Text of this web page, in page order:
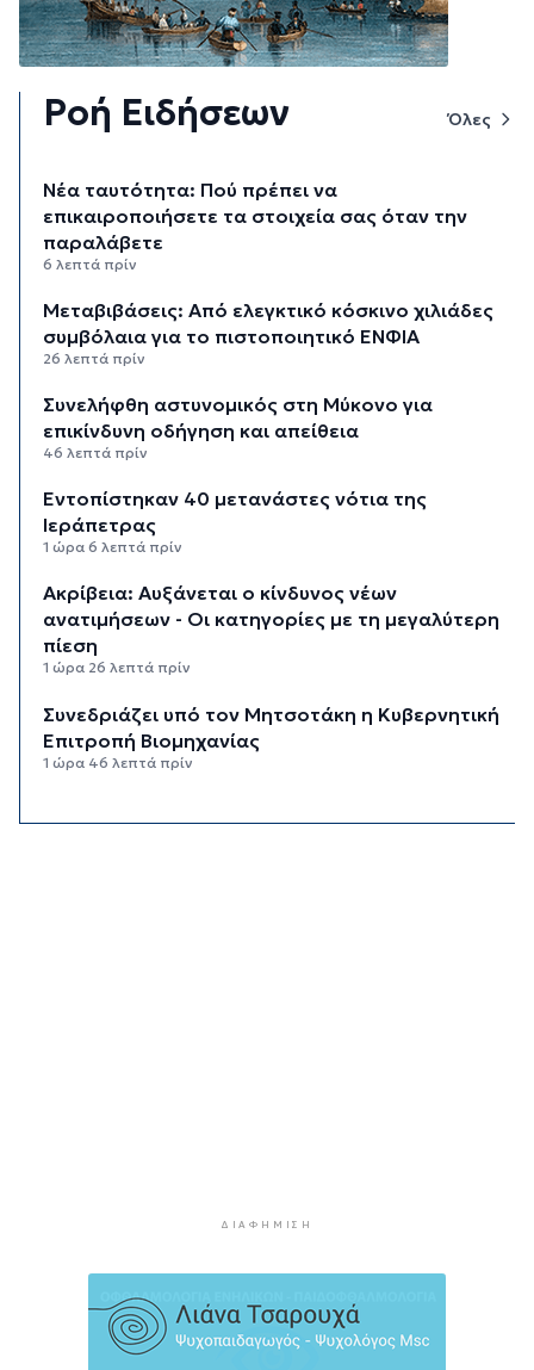
Ροή Ειδήσεων Όλες
Νέα ταυτότητα: Πού πρέπει να
επικαιροποιήσετε τα στοιχεία σας όταν την
παραλάβετε
6 λεπτά πρίν
Μεταβιβάσεις: Από ελεγκτικό κόσκινο χιλιάδες
συμβόλαια για το πιστοποιητικό ΕΝΦΙΑ
26 λεπτά πρίν
Συνελήφθη αστυνομικός στη Μύκονο για
επικίνδυνη οδήγηση και απείθεια
46 λεπτά πρίν
Εντοπίστηκαν 40 μετανάστες νότια της
Ιεράπετρας
1 ώρα 6 λεπτά πρίν
Ακρίβεια: Αυξάνεται ο κίνδυνος νέων
ανατιμήσεων - Οι κατηγορίες με τη μεγαλύτερη
πίεση
1 ώρα 26 λεπτά πρίν
Συνεδριάζει υπό τον Μητσοτάκη η Κυβερνητική
Επιτροπή Βιομηχανίας
1 ώρα 46 λεπτά πρίν
ΔΙΑΦΉΜΙΣΗ